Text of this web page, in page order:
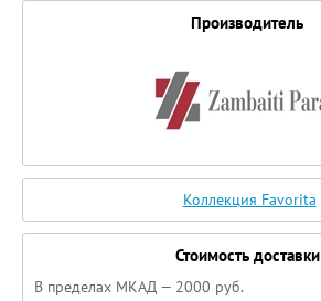
Производитель
Коллекция Favorita
Стоимость доставки
В пределах МКАД — 2000 руб.